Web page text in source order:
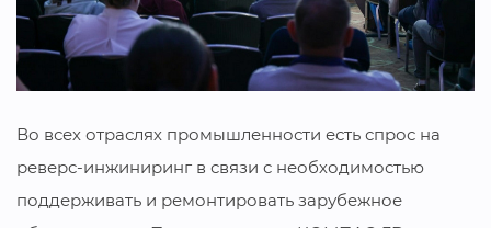
Во всех отраслях промышленности есть спрос на
реверс-инжиниринг в связи с необходимостью
поддерживать и ремонтировать зарубежное